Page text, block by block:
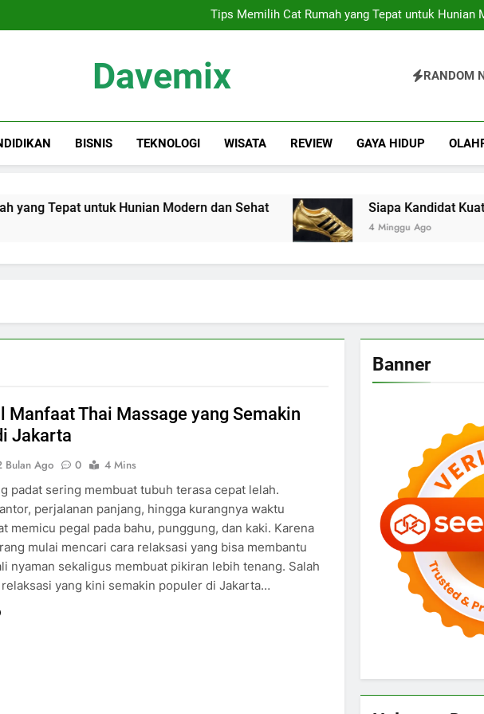
Tips Memilih Cat Rumah yang Tepat untuk Hunian
Siapa Kandidat Kuat Peraih Sepatu Emas
Tips Memilih Cat Rumah yang Tepat untuk Hunian
Siapa Kandidat Kuat Peraih Sepatu Emas
Davemix RANDOM
BISNIS TEKNOLOGI WISATA REVIEW GAYA HIDUP
Tepat untuk Hunian Modern dan Sehat Siapa Kandidat Kuat
4 Minggu Ago
Manfaat Thai Massage yang Semakin
Jakarta
Bulan Ago 0
4 Mins
padat sering membuat tubuh terasa cepat lelah.
perjalanan panjang, hingga kurangnya waktu
memicu pegal pada bahu, punggung, dan kaki. Karena
mulai mencari cara relaksasi yang bisa membantu
nyaman sekaligus membuat pikiran lebih tenang. Salah
relaksasi yang kini semakin populer di Jakarta…
Banner